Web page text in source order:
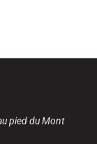
pied du Mont